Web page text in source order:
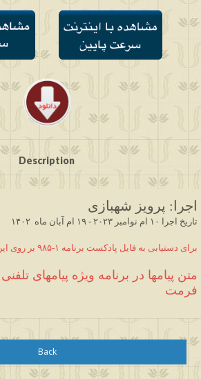
Description
اجرا : پرویز شهبازی
تاریخ اجرا ۱۰ ام نوامبر ۲۰۲۳ -
برای دستیابی به فایل پادکست برنامه ۱ -۹۸۵ بر روی
فرمت
Back